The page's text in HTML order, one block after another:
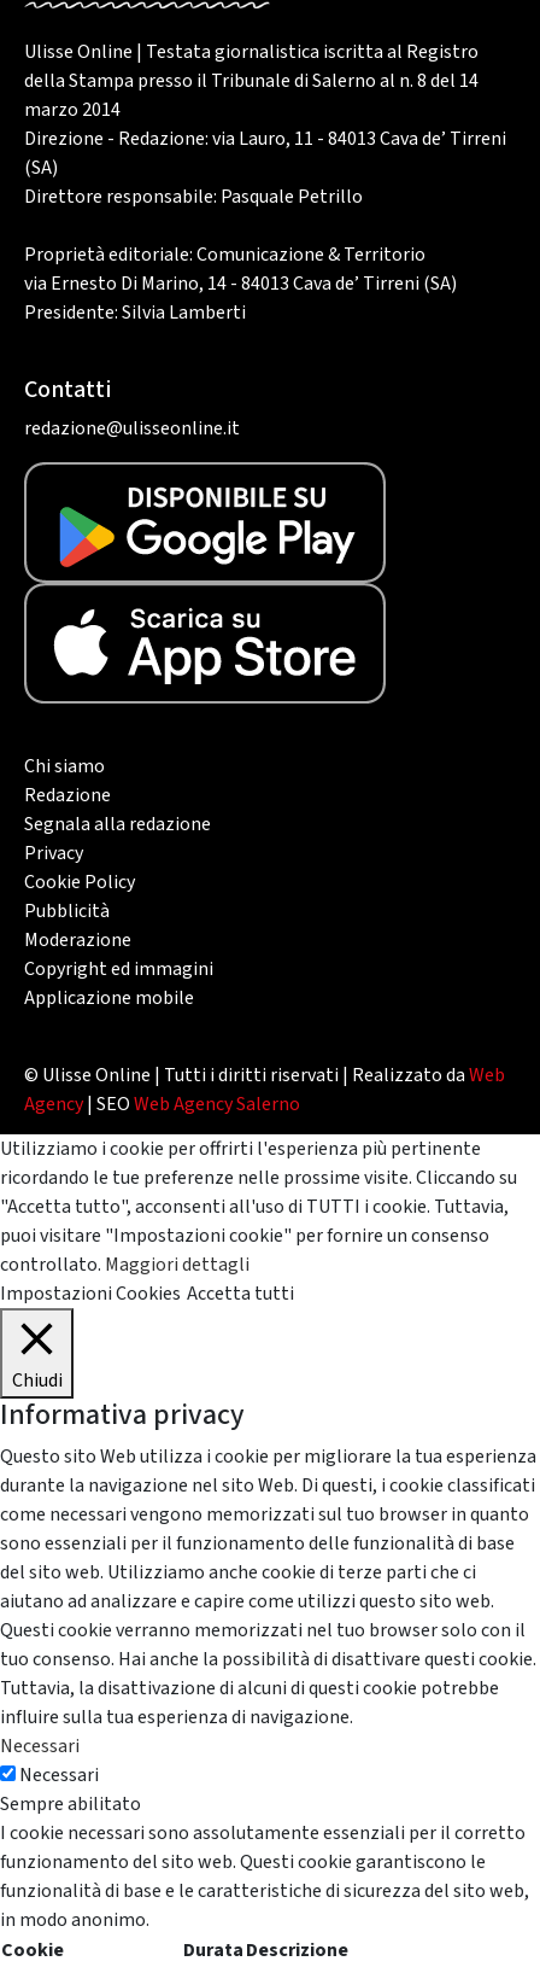
Ulisse Online | Testata giornalistica iscritta al Registro
della Stampa presso il Tribunale di Salerno al n. 8 del 14
marzo 2014
Direzione - Redazione: via Lauro, 11 - 84013 Cava de’ Tirreni
(SA)
Direttore responsabile: Pasquale Petrillo
Proprietà editoriale: Comunicazione & Territorio
via Ernesto Di Marino, 14 - 84013 Cava de’ Tirreni (SA)
Presidente: Silvia Lamberti
Contatti
redazione@ulisseonline.it
Chi siamo
Redazione
Segnala alla redazione
Privacy
Cookie Policy
Pubblicità
Moderazione
Copyright ed immagini
Applicazione mobile
© Ulisse Online | Tutti i diritti riservati | Realizzato daWeb
Agency| SEOWeb Agency Salerno
Utilizziamo i cookie per offrirti l'esperienza più pertinente
ricordando le tue preferenze nelle prossime visite. Cliccando su
"Accetta tutto", acconsenti all'uso di TUTTI i cookie. Tuttavia,
puoi visitare "Impostazioni cookie" per fornire un consenso
controllato. Maggiori dettagli
Impostazioni Cookies Accetta tutti
Chiudi
Informativa privacy
Questo sito Web utilizza i cookie per migliorare la tua esperienza
durante la navigazione nel sito Web. Di questi, i cookie classificati
come necessari vengono memorizzati sul tuo browser in quanto
sono essenziali per il funzionamento delle funzionalità di base
del sito web. Utilizziamo anche cookie di terze parti che ci
aiutano ad analizzare e capire come utilizzi questo sito web.
Questi cookie verranno memorizzati nel tuo browser solo con il
tuo consenso. Hai anche la possibilità di disattivare questi cookie.
Tuttavia, la disattivazione di alcuni di questi cookie potrebbe
influire sulla tua esperienza di navigazione.
Necessari
Necessari
Sempre abilitato
I cookie necessari sono assolutamente essenziali per il corretto
funzionamento del sito web. Questi cookie garantiscono le
funzionalità di base e le caratteristiche di sicurezza del sito web,
in modo anonimo.
Cookie
DurataDescrizione